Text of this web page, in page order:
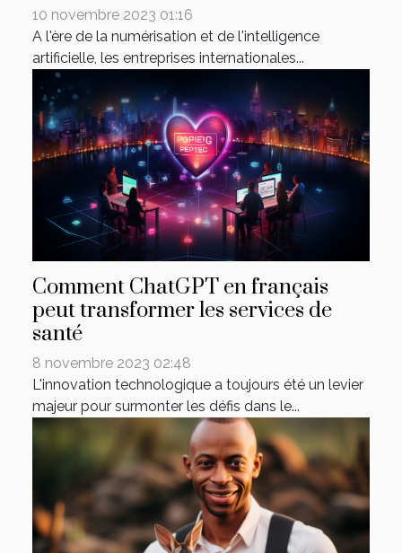
10 novembre 2023 01:16
A l'ère de la numérisation et de l'intelligence
artificielle, les entreprises internationales...
Comment ChatGPT en français
peut transformer les services de
santé
8 novembre 2023 02:48
L'innovation technologique a toujours été un levier
majeur pour surmonter les défis dans le...